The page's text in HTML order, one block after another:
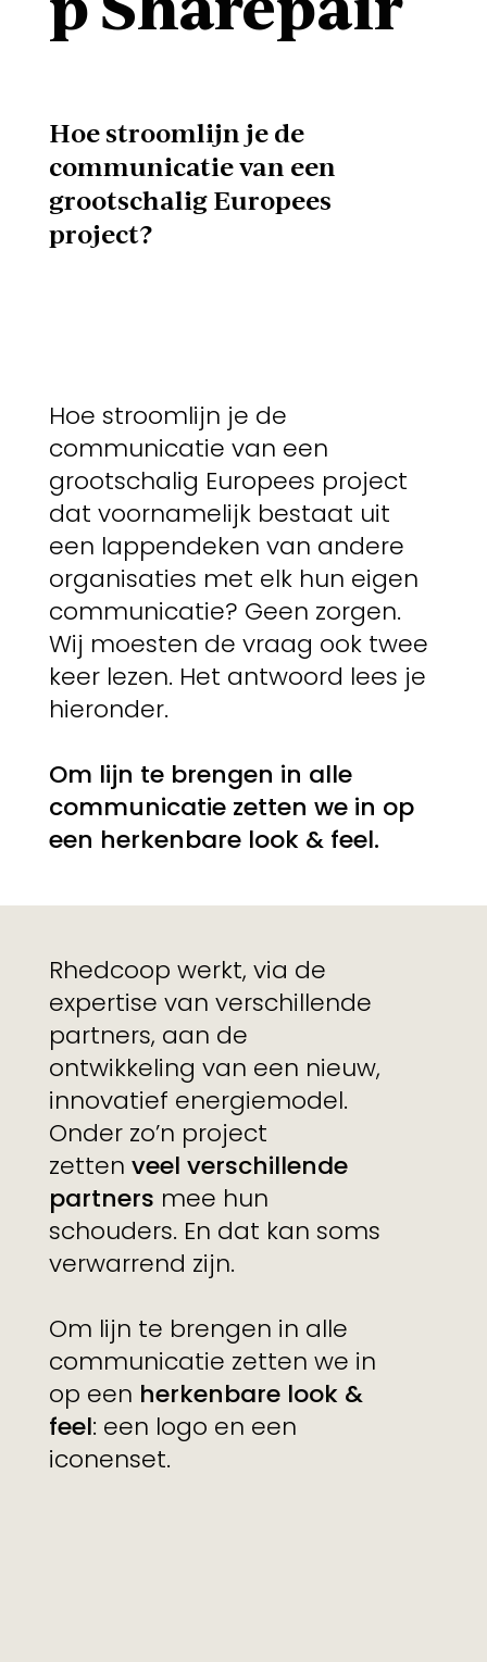
Hoe stroomlijn je de
communicatie van een
grootschalig Europees
project?
Hoe stroomlijn je de
communicatie van een
grootschalig Europees project
dat voornamelijk bestaat uit
een lappendeken van andere
organisaties met elk hun eigen
communicatie? Geen zorgen.
Wij moesten de vraag ook twee
keer lezen. Het antwoord lees je
hieronder.
Om lijn te brengen in alle
communicatie zetten we in op
een herkenbare look & feel.
Rhedcoop werkt, via de
expertise van verschillende
partners, aan de
ontwikkeling van een nieuw,
innovatief energiemodel.
Onder zo’n project
zetten veel verschillende
partners mee hun
schouders. En dat kan soms
verwarrend zijn.
Om lijn te brengen in alle
communicatie zetten we in
op een herkenbare look &
feel: een logo en een
iconenset.